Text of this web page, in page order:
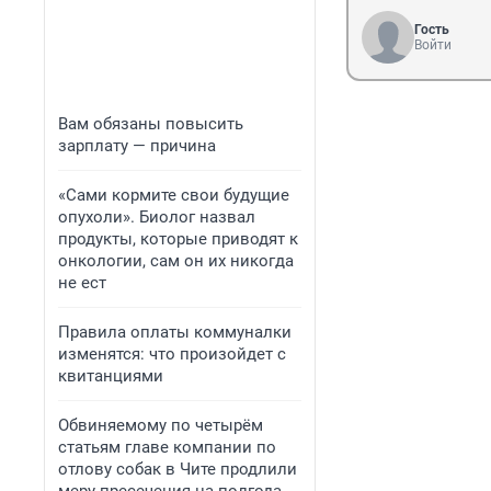
Вам обязаны повысить
зарплату — причина
«Сами кормите свои будущие
опухоли». Биолог назвал
продукты, которые приводят к
онкологии, сам он их никогда
не ест
Правила оплаты коммуналки
изменятся: что произойдет с
квитанциями
Обвиняемому по четырём
статьям главе компании по
отлову собак в Чите продлили
Гость
Войти